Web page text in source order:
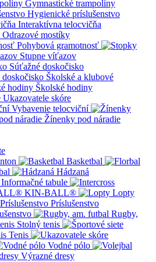
Gymnastické trampolíny
Hygienické príslušenstvo
Interaktívna telocvičňa
Odrazové mostíky
Pohybová gramotnosť
Stupne víťazov
Súťažné doskočisko
Školské a klubové
Školské hodiny
Ukazovatele skóre
Vybavenie telocviční
Žínenky pod náradie
Basketbal
Hádzaná
Informačné tabule
KIN-BALL®
Lopty
Príslušenstvo
Rugby,
Stolný tenis
Tenis
Vodné pólo
Výrazné dresy